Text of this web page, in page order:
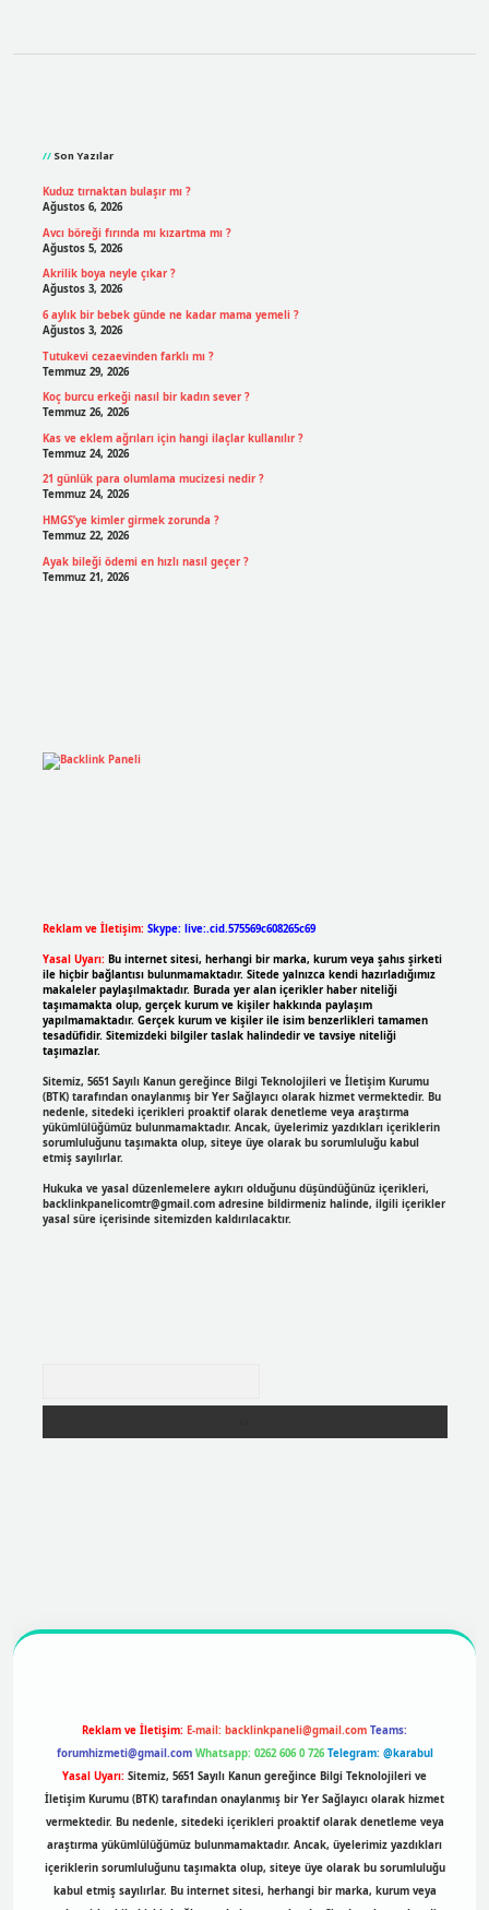
Son Yazılar
Kuduz tırnaktan bulaşır mı ?
Ağustos 6, 2026
Avcı böreği fırında mı kızartma mı ?
Ağustos 5, 2026
Akrilik boya neyle çıkar ?
Ağustos 3, 2026
6 aylık bir bebek günde ne kadar mama yemeli ?
Ağustos 3, 2026
Tutukevi cezaevinden farklı mı ?
Temmuz 29, 2026
Koç burcu erkeği nasıl bir kadın sever ?
Temmuz 26, 2026
Kas ve eklem ağrıları için hangi ilaçlar kullanılır ?
Temmuz 24, 2026
21 günlük para olumlama mucizesi nedir ?
Temmuz 24, 2026
HMGS’ye kimler girmek zorunda ?
Temmuz 22, 2026
Ayak bileği ödemi en hızlı nasıl geçer ?
Temmuz 21, 2026
Reklam ve İletişim: Skype: live:.cid.575569c608265c69
Yasal Uyarı: Bu internet sitesi, herhangi bir marka, kurum veya şahıs şirketi
ile hiçbir bağlantısı bulunmamaktadır. Sitede yalnızca kendi hazırladığımız
makaleler paylaşılmaktadır. Burada yer alan içerikler haber niteliği
taşımamakta olup, gerçek kurum ve kişiler hakkında paylaşım
yapılmamaktadır. Gerçek kurum ve kişiler ile isim benzerlikleri tamamen
tesadüfidir. Sitemizdeki bilgiler taslak halindedir ve tavsiye niteliği
taşımazlar.
Sitemiz, 5651 Sayılı Kanun gereğince Bilgi Teknolojileri ve İletişim Kurumu
(BTK) tarafından onaylanmış bir Yer Sağlayıcı olarak hizmet vermektedir. Bu
nedenle, sitedeki içerikleri proaktif olarak denetleme veya araştırma
yükümlülüğümüz bulunmamaktadır. Ancak, üyelerimiz yazdıkları içeriklerin
sorumluluğunu taşımakta olup, siteye üye olarak bu sorumluluğu kabul
etmiş sayılırlar.
Hukuka ve yasal düzenlemelere aykırı olduğunu düşündüğünüz içerikleri,
backlinkpanelicomtr@gmail.comadresine bildirmeniz halinde, ilgili içerikler
yasal süre içerisinde sitemizden kaldırılacaktır.
Reklam ve İletişim: E-mail: backlinkpaneli@gmail.com Teams:
forumhizmeti@gmail.com Whatsapp: 0262 606 0 726 Telegram: @karabul
Yasal Uyarı: Sitemiz, 5651 Sayılı Kanun gereğince Bilgi Teknolojileri ve
İletişim Kurumu (BTK) tarafından onaylanmış bir Yer Sağlayıcı olarak hizmet
vermektedir. Bu nedenle, sitedeki içerikleri proaktif olarak denetleme veya
araştırma yükümlülüğümüz bulunmamaktadır. Ancak, üyelerimiz yazdıkları
içeriklerin sorumluluğunu taşımakta olup, siteye üye olarak bu sorumluluğu
kabul etmiş sayılırlar. Bu internet sitesi, herhangi bir marka, kurum veya